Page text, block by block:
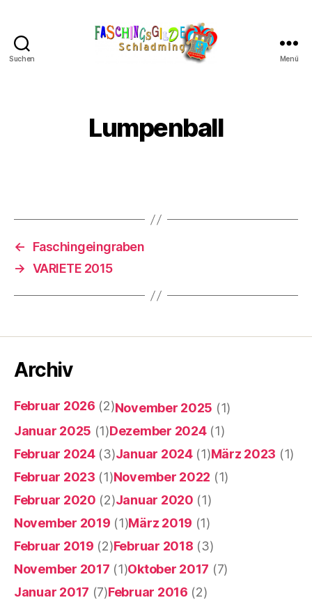
Suchen Menü
Lumpenball
←
Faschingeingraben
→ VARIETE 2015
Archiv
Februar 2026 (2)November 2025 (1)
Januar 2025 (1)Dezember 2024(1)
Februar 2024(3)Januar 2024(1)März 2023 (1)
Februar 2023 (1)November 2022 (1)
Februar 2020 (2)Januar 2020 (1)
November 2019 (1)März 2019 (1)
Februar 2019 (2)Februar 2018 (3)
November 2017 (1)Oktober 2017 (7)
Januar 2017 (7)Februar 2016 (2)